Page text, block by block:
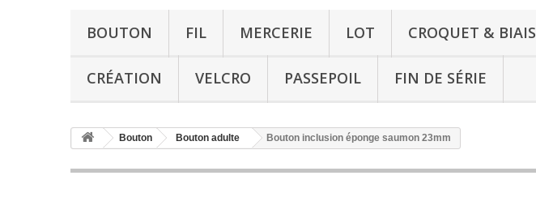
BOUTON FIL MERCERIE LOT CROQUET & BIAIS
CRÉATION VELCRO PASSEPOIL FIN DE SÉRIE
Bouton Bouton adulte Bouton inclusion éponge saumon 23mm